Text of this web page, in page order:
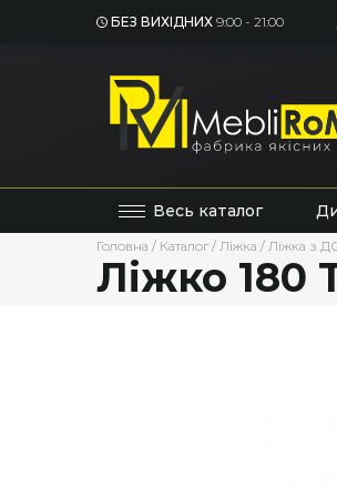
БЕЗ ВИХІДНИХ 9:00 - 21:00
Весь каталог
Головна / Каталог / Ліжка / Ліжка з
Ліжко 180